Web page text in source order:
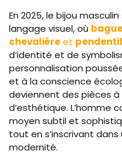
En 2025, le bijou
langage visuel, où
chevalièreet pendentif
d’identité et de
personnalisation
et à la conscience
deviennent des pièces
d’esthétique. L’homme
moyen subtil et
tout en s’inscrivant
modernité.